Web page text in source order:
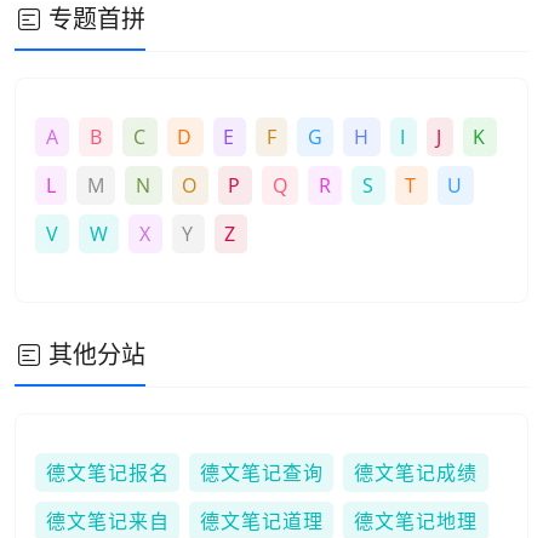
专题首拼
A B C D E F G H I J
K
L
M N O P Q R S T
U
V
W X Y Z
其他分站
德文笔记报名 德文笔记查询
德文笔记成绩
德文笔记来自
德文笔记道理
德文笔记地理